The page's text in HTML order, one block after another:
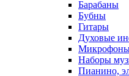
Барабаны
Бубны
Гитары
Духовые
Наборы
Пианино,